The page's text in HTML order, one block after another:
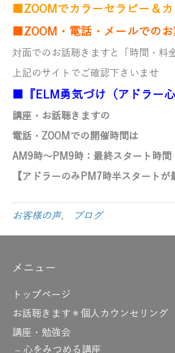
■ZOOMでカラーセラピー＆
■ZOOM・電話・メールでの
対面でのお話聴きますと「時間・料
上記のサイトでご確認下さいませ
■『ELM勇気づけ（アドラー
講座・お話聴きますの
電話・ZOOMでの開催時間は
AM9時～PM9時 ：最終スタート時間
【アドラーのみ PM7時半スタートが
お客様の声, ブログ
メニュー
トップページ
お話聴きます＊個人カウンセリング
講座・勉強会
心をみつめる講座